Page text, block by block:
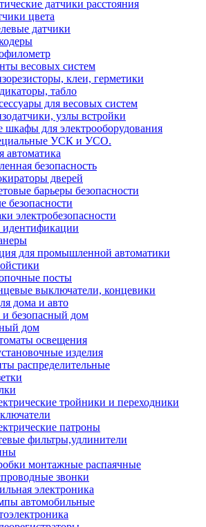
датчики расстояния
цвета
датчики
весовых систем
клеи, герметики
табло
для весовых систем
узлы встройки
шкафы для электрооборудования
УСК и УСО.
безопасность
дверей
барьеры безопасности
безопасности
электробезопасности
для промышленной автоматики
посты
выключатели, концевики
дома и авто
безопасный дом
дом
освещения
изделия
распределительные
тройники и переходники
патроны
фильтры,удлинители
монтажные распаячные
звонки
электроника
автомобильные